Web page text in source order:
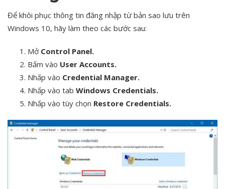
Để khôi phục thông tin đăng nhập từ bản sao lưu trên
Windows 10, hãy làm theo các bước sau:
Mở Control Panel.
Bấm vào User Accounts.
Nhấp vào Credential Manager.
Nhấp vào tab Windows Credentials.
Nhấp vào tùy chọn Restore Credentials.